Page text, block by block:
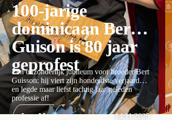
100-jarige
dominicaan Bert
Guison is 80 jaar
geprofest
Een uitzonderlijk jubileum voor broeder Bert
Guisson: hij viert zijn honderdste verjaardag
en legde maar liefst tachtig jaar geleden
professie af!
Lees Meer 14.11.2025